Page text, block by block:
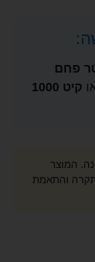
פחם
קיט 1000
המוצר
והתאמת